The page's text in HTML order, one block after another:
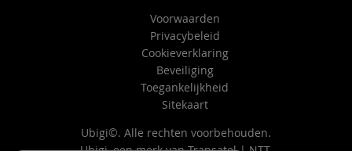
Voorwaarden
Privacybeleid
Cookieverklaring
Beveiliging
Toegankelijkheid
Sitekaart
Ubigi©. Alle rechten voorbehouden.